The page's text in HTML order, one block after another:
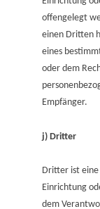
offengelegt
einen Dritten
eines
oder dem
Empfänger.
j) Dritter
Dritter ist eine
Einrichtung
dem